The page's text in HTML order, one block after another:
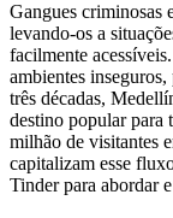
Gangues criminosas
levando-os a
facilmente
ambientes
três décadas,
destino popular para
milhão de visitantes
capitalizam esse
Tinder para abordar